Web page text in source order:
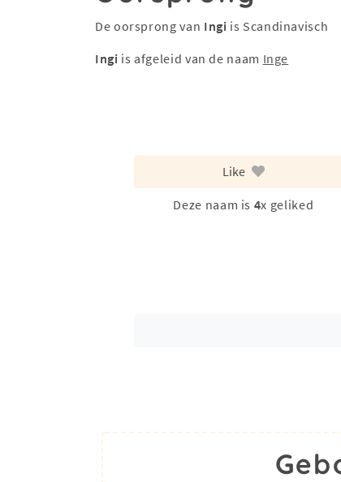
De oorsprong van Ingi is Scandinavisch
Ingi is afgeleid van de naam Inge
Like
Deze naam is 4x geliked